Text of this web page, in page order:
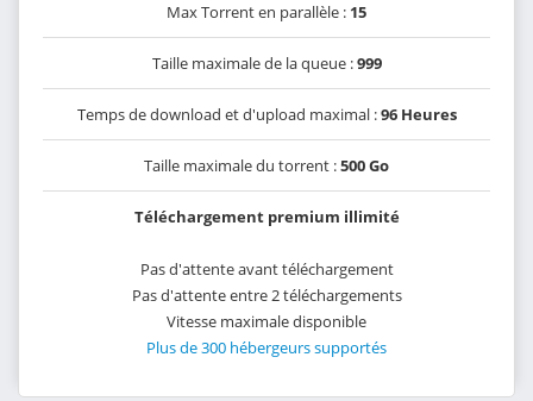
Max Torrent en parallèle : 15
Taille maximale de la queue :999
Temps de download et d'upload maximal :96 Heures
Taille maximale du torrent :500 Go
Téléchargement premium illimité
Pas d'attente avant téléchargement
Pas d'attente entre 2 téléchargements
Vitesse maximale disponible
Plus de 300 hébergeurs supportés